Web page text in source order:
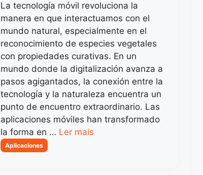
La tecnología móvil revoluciona la
manera en que interactuamos con el
mundo natural, especialmente en el
reconocimiento de especies vegetales
con propiedades curativas. En un
mundo donde la digitalización avanza a
pasos agigantados, la conexión entre la
tecnología y la naturaleza encuentra un
punto de encuentro extraordinario. Las
aplicaciones móviles han transformado
la forma en … Ler mais
Categorias
Aplicaciones